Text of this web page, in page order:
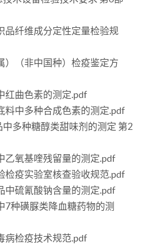
品纤维成分定性定量检验规
）（非中国种）检疫鉴定方
红曲色素的测定.pdf
料中多种合成色素的测定.pdf
中多种糖醇类甜味剂的测定 第2
乙氧基喹残留量的测定.pdf
检疫实验室核查验收规范.pdf
中硫氰酸钠含量的测定.pdf
7种磺脲类降血糖药物的测
病检疫技术规范.pdf